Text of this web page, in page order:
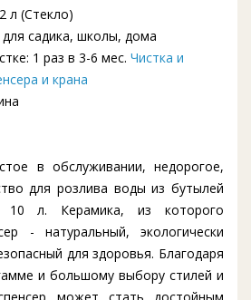
л (Стекло)
садика, школы, дома
1 раз в 3-6 мес. Чистка и
и крана
в обслуживании, недорогое,
для розлива воды из бутылей
л. Керамика, из которого
- натуральный, экологически
для здоровья. Благодаря
и большому выбору стилей и